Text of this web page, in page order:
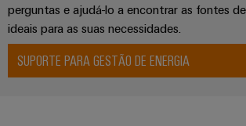
Conjuntos
de
cabos
personalizados
perguntas e ajudá-lo a encontrar as fontes
ideais para as suas necessidades.
SUPORTE PARA GESTÃO DE ENERGIA